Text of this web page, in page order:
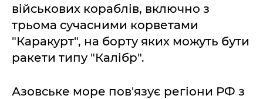
військових кораблів, включно з
трьома сучасними корветами
"Каракурт", на борту яких можуть бути
ракети типу "Калібр".
Азовське море пов'язує регіони РФ з